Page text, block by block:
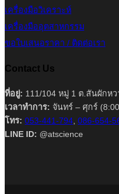
เครื่องมือวิเคราะห์
เครื่องมืออุตสาหกรรม
ขอใบเสนอราคา / ติดต่อเรา
Contact Us
ที่อยู่: 111/104 หมู่ 1 ต.สันผักหว
เวลาทำการ: จันทร์ – ศุกร์
โทร: 053-441-794 086-654-
LINE ID: @atscience